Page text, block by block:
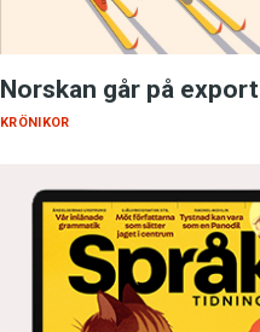
Norskan går på export
KRÖNIKOR